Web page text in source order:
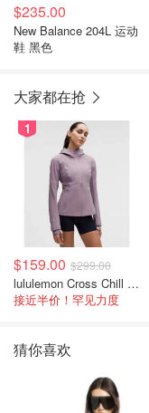
$235.00
New Balance 204L 运动
鞋 黑色
大家都在抢
1
$159.00 $299.00
lululemon Cross Chill 女士运动外套
接近半价！罕见力度
猜你喜欢